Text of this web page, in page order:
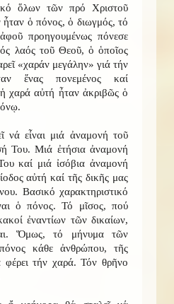
ὅλων τῶν πρό Χριστοῦ
ὁ πόνος, ὁ διωγμός, τό
προηγουμένως πόνεσε
λαός τοῦ Θεοῦ, ὁ ὁποῖος
«χαράν μεγάλην» γιά τήν
ἕνας πονεμένος καί
χαρά αὐτή ἦταν ἀκριβῶς ὁ
νά εἶναι μιά ἀναμονή τοῦ
Του. Μιά ἐτήσια ἀναμονή
καί μιά ἰσόβια ἀναμονή
αὐτή καί τῆς δικῆς μας
Βασικό χαρακτηριστικό
ὁ πόνος. Τό μῖσος, πού
ἐναντίων τῶν δικαίων,
Ὅμως, τό μήνυμα τῶν
κάθε ἀνθρώπου, τῆς
τήν χαρά. Τόν θρῆνο